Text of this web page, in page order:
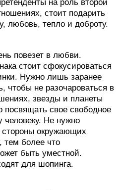
на роль второй
стоит подарить
любовь, тепло и доброту.
повезет в любви.
стоит сфокусироваться
Нужно лишь заранее
чтобы не разочароваться в
звезды и планеты
посвящать свое свободное
Не нужно
стороны окружающих
тем более что
быть уместной.
для шопинга.